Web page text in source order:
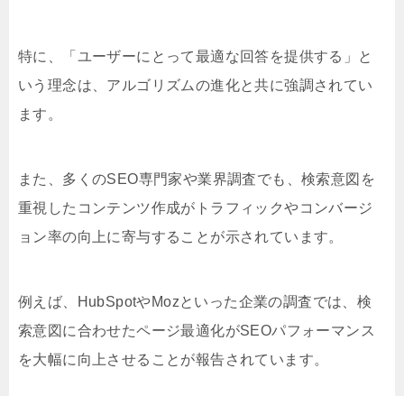
特に、「ユーザーにとって最適な回答を提供する」と
いう理念は、アルゴリズムの進化と共に強調されてい
ます。
また、多くのSEO専門家や業界調査でも、検索意図を
重視したコンテンツ作成がトラフィックやコンバージ
ョン率の向上に寄与することが示されています。
例えば、HubSpotやMozといった企業の調査では、検
索意図に合わせたページ最適化がSEOパフォーマンス
を大幅に向上させることが報告されています。